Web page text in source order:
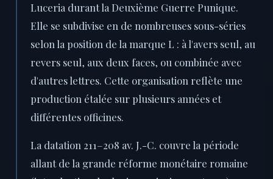
Luceria durant la Deuxième Guerre Punique.
Elle se subdivise en de nombreuses sous-séries
selon la position de la marque L : à l'avers seul, au
revers seul, aux deux faces, ou combinée avec
d'autres lettres. Cette organisation reflète une
production étalée sur plusieurs années et
différentes officines.
La datation 211–208 av. J.-C. couvre la période
allant de la grande réforme monétaire romaine